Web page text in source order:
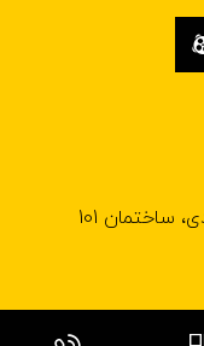
ساختمان 101